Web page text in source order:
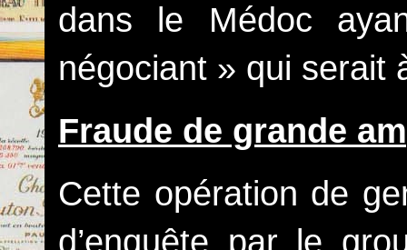
dans le Médoc
négociant » qui serait
Fraude de grande
Cette opération de
d’enquête par le